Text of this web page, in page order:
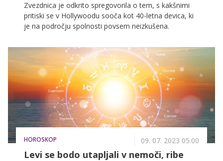
Zvezdnica je odkrito spregovorila o tem, s kakšnimi
pritiski se v Hollywoodu sooča kot 40-letna devica, ki
je na področju spolnosti povsem neizkušena.
HOROSKOP 09. 07. 2023 05.00
Levi se bodo utapljali v nemoči, ribe